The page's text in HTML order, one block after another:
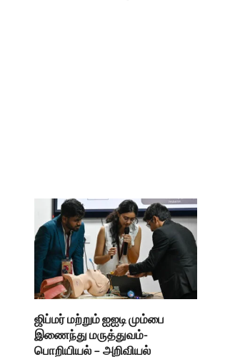
ஜிப்மர் மற்றும் ஐஐடி மும்பை
இணைந்து மருத்துவம்-
பொறியியல் – அறிவியல்